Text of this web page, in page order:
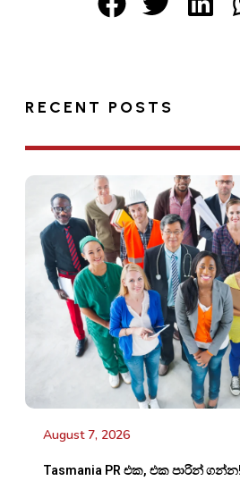
RECENT POSTS
August 7, 2026
Tasmania PR එක, එක පාරින්